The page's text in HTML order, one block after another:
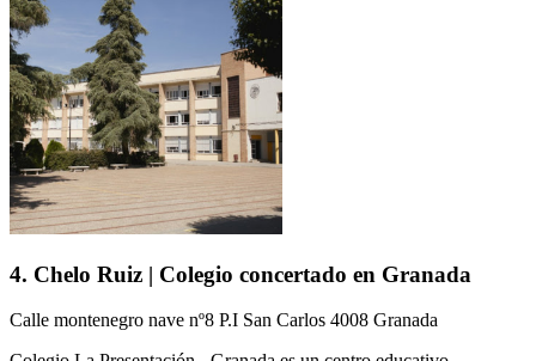
4. Chelo Ruiz | Colegio concertado en Granada
Calle montenegro nave nº8 P.I San Carlos 4008 Granada